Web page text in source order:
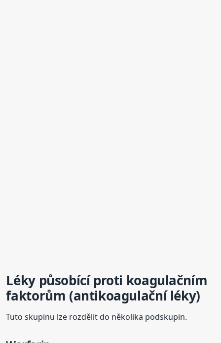
Léky působící proti koagulačním
faktorům (antikoagulační léky)
Tuto skupinu lze rozdělit do několika podskupin.